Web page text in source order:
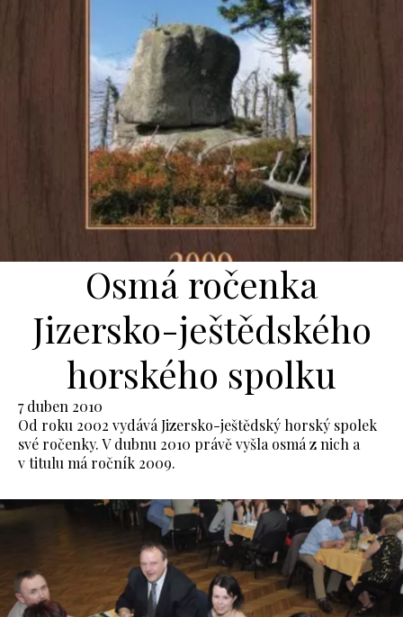
Osmá ročenka
Jizersko-ještědského
horského spolku
7 duben 2010
Od roku 2002 vydává Jizersko-ještědský horský spolek
své ročenky. V dubnu 2010 právě vyšla osmá z nich a
v titulu má ročník 2009.